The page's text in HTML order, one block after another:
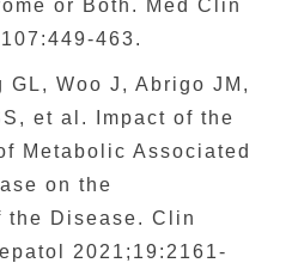
or Both. Med Clin
463.
GL, Woo J, Abrigo JM,
et al. Impact of the
Metabolic Associated
on the
the Disease. Clin
2021;19:2161-